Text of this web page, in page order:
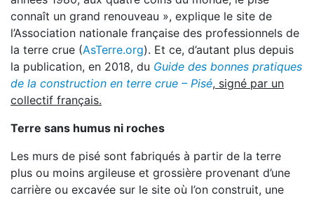
connaît un grand renouveau », explique le site de
l’Association nationale française des professionnels de
la terre crue (AsTerre.org). Et ce, d’autant plus depuis
la publication, en 2018, du Guide des bonnes pratiques
de la construction en terre crue – Pisé, signé par un
collectif français.
Terre sans humus ni roches
Les murs de pisé sont fabriqués à partir de la terre
plus ou moins argileuse et grossière provenant d’une
carrière ou excavée sur le site où l’on construit, une